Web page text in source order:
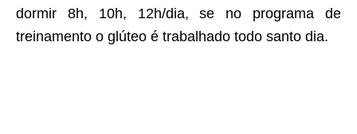
dormir 8h, 10h, 12h/dia, se no programa de
treinamento o glúteo é trabalhado todo santo dia.